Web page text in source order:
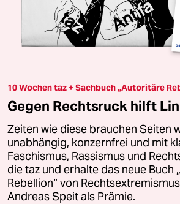
10 Wochen taz + Sachbuch „Autoritäre
Gegen Rechtsruck hilft
Zeiten wie diese brauchen Seiten
unabhängig, konzernfrei und mit
Faschismus, Rassismus und
die taz und erhalte das neue Buch
Rebellion“ von
Andreas Speit als Prämie.